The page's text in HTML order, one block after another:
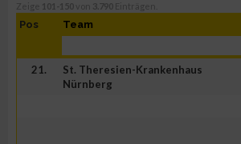
Zeige 101-150 von 3.790 Einträgen.
Pos Team
21.
St. Theresien-Krankenhaus
Nürnberg